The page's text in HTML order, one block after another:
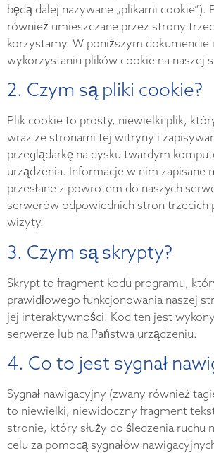
będą dalej nazywane „plikami cookie”).
również umieszczane przez strony
korzystamy. W poniższym
wykorzystaniu plików cookie na naszej
2. Czym są pliki cookie?
Plik cookie to prosty, niewielki plik,
wraz ze stronami tej witryny i
przeglądarkę na dysku twardym
urządzenia. Informacje w nim zapisane
przesłane z powrotem do naszych
serwerów odpowiednich stron trzecich
wizyty.
3. Czym są skrypty?
Skrypt to fragment kodu programu,
prawidłowego funkcjonowania naszej
jej interaktywności. Kod ten jest
serwerze lub na Państwa urządzeniu.
4. Co to jest sygnał
Sygnał nawigacyjny (zwany również
to niewielki, niewidoczny fragment
stronie, który służy do śledzenia ruchu
celu za pomocą sygnałów